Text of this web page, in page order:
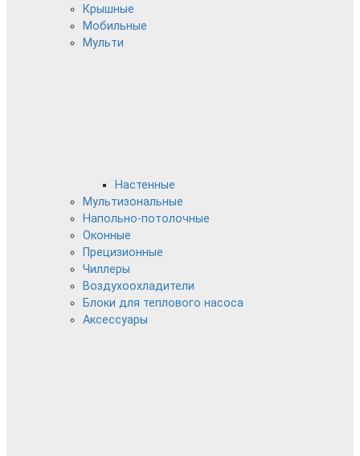
Крышные
Мобильные
Мульти
Настенные
Мультизональные
Напольно-потолочные
Оконные
Прецизионные
Чиллеры
Воздухоохладители
Блоки для теплового насоса
Аксессуары